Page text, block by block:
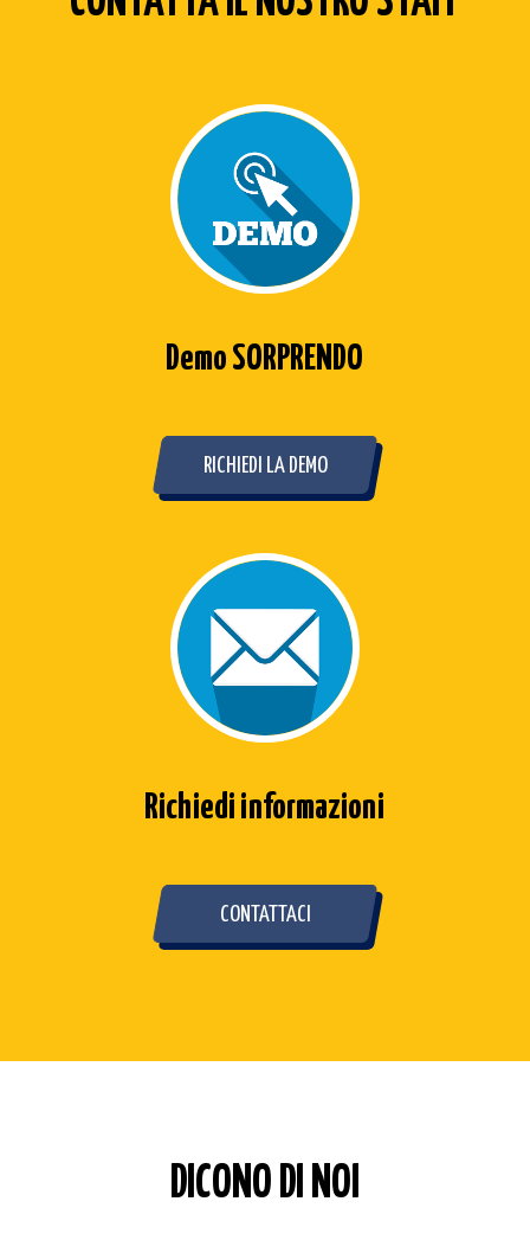
Demo SORPRENDO
RICHIEDI LA DEMO
Richiedi informazioni
CONTATTACI
DICONO DI NOI